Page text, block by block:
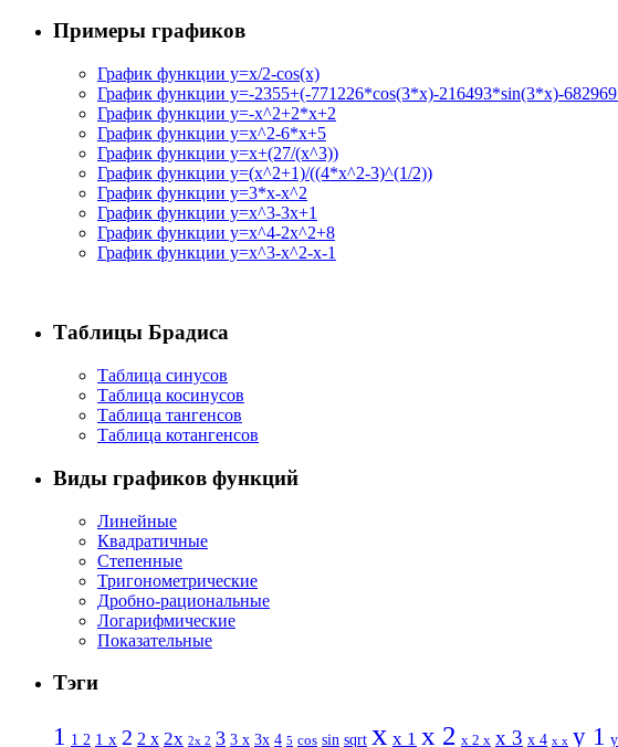
Примеры графиков
График функции y=x/2-cos(x)
График функции y=-2355+(-771226*cos(3*x)-216493*sin(3*x)-
График функции y=-x^2+2*x+2
График функции y=x^2-6*x+5
График функции y=x+(27/(x^3))
График функции y=(x^2+1)/((4*x^2-3)^(1/2))
График функции y=3*x-x^2
График функции y=x^3-3x+1
График функции y=x^4-2x^2+8
График функции y=x^3-x^2-x-1
Таблицы Брадиса
Таблица синусов
Таблица косинусов
Таблица тангенсов
Таблица котангенсов
Виды графиков функций
Линейные
Квадратичные
Степенные
Тригонометрические
Дробно-рациональные
Логарифмические
Показательные
Тэги
1 1 2 1 x 2 2 x 2x 2x 2 3 3 x 3x 4 5 cos sin sqrt x x 1 x 2 x 2 x x 3 x 4 x x y 1